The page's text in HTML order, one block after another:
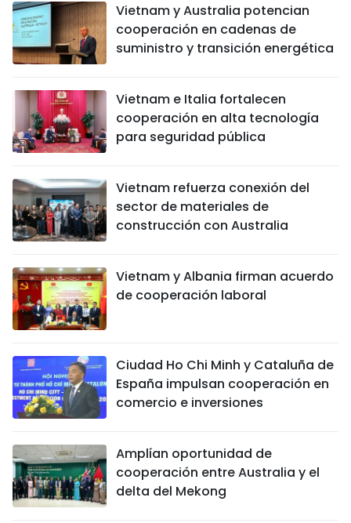
Vietnam y Australia potencian
cooperación en cadenas de
suministro y transición energética
Vietnam e Italia fortalecen
cooperación en alta tecnología
para seguridad pública
Vietnam refuerza conexión del
sector de materiales de
construcción con Australia
Vietnam y Albania firman acuerdo
de cooperación laboral
Ciudad Ho Chi Minh y Cataluña de
España impulsan cooperación en
comercio e inversiones
Amplían oportunidad de
cooperación entre Australia y el
delta del Mekong